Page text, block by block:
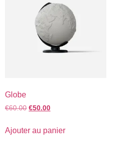
Globe
€60.00 €50.00
Ajouter au panier